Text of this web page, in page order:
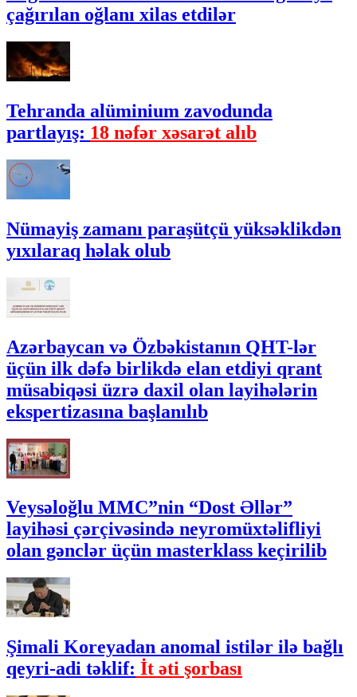
çağırılan oğlanı xilas etdilər
Tehranda alüminium zavodunda
partlayış: 18 nəfər xəsarət alıb
Nümayiş zamanı paraşütçü yüksəklikdən
yıxılaraq həlak olub
Azərbaycan və Özbəkistanın QHT-lər
üçün ilk dəfə birlikdə elan etdiyi qrant
müsabiqəsi üzrə daxil olan layihələrin
ekspertizasına başlanılıb
Veysəloğlu MMC”nin “Dost Əllər”
layihəsi çərçivəsində neyromüxtəlifliyi
olan gənclər üçün masterklass keçirilib
Şimali Koreyadan anomal istilər ilə bağlı
qeyri-adi təklif: İt əti şorbası